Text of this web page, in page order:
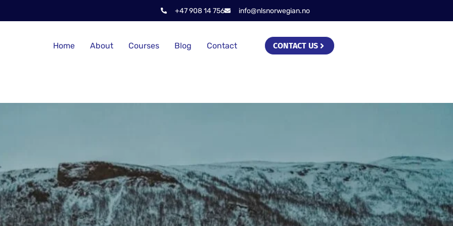
+47 908 14 756 info@nlsnorwegian.no
Home About Courses Blog Contact CONTACT US